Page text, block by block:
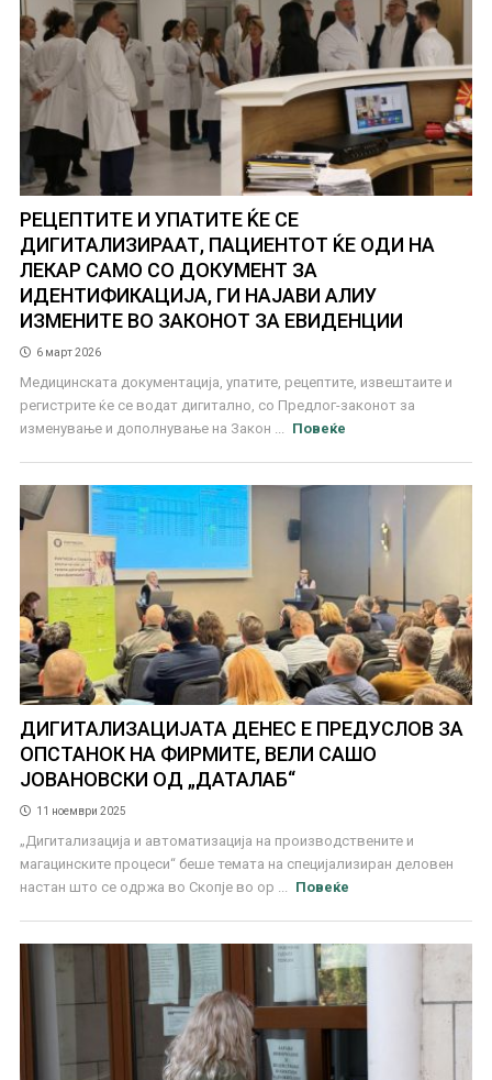
РЕЦЕПТИТЕ И УПАТИТЕ ЌЕ СЕ
ДИГИТАЛИЗИРААТ, ПАЦИЕНТОТ ЌЕ ОДИ НА
ЛЕКАР САМО СО ДОКУМЕНТ ЗА
ИДЕНТИФИКАЦИЈА, ГИ НАЈАВИ АЛИУ
ИЗМЕНИТЕ ВО ЗАКОНОТ ЗА ЕВИДЕНЦИИ
6 март 2026
Медицинската документација, упатите, рецептите, извештаите и
регистрите ќе се водат дигитално, со Предлог-законот за
изменување и дополнување на Закон ...
Повеќе
ДИГИТАЛИЗАЦИЈАТА ДЕНЕС Е ПРЕДУСЛОВ ЗА
ОПСТАНОК НА ФИРМИТЕ, ВЕЛИ САШО
ЈОВАНОВСКИ ОД „ДАТАЛАБ“
11 ноември 2025
„Дигитализација и автоматизација на производствените и
магацинските процеси“ беше темата на специјализиран деловен
настан што се одржа во Скопје во ор ...
Повеќе